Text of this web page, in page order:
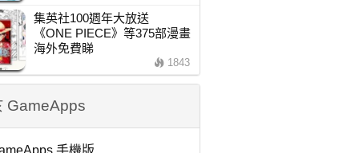
集英社100週年大放送
《ONE PIECE》等375部漫畫
海外免費睇
1843
GameApps
手機版